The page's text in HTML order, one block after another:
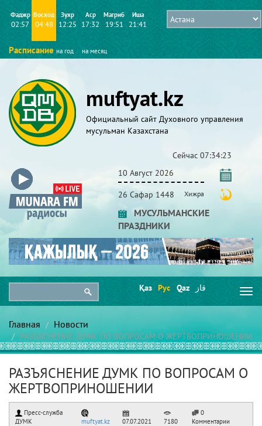
Фаджр
02:57
Восход
04:48
Зухр
12:25
Аср
17:32
Магриб
19:51
Иша
21:41
Расписание на год на месяц
muftyat.kz
Официальный сайт Духовного управления
мусульман Казахстана
Сейчас 07:34:24
10 Август 2026
26 Сафар 1448 Хижра
МУСУЛЬМАНСКИЕ
ПРАЗДНИКИ
Қаз Рус Qaz قاز
Главная Новости
РАЗЪЯСНЕНИЕ ДУМК ПО ВОПРОСАМ О ЖЕРТВОПРИНОШЕНИИ
РАЗЪЯСНЕНИЕ ДУМК ПО ВОПРОСАМ О
ЖЕРТВОПРИНОШЕНИИ
Пресс-служба
ДУМК
muftyat.kz 07.07.2021 7180
0
Комментарии